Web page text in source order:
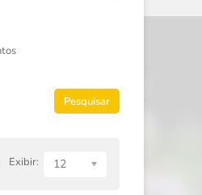
Exibir: 12